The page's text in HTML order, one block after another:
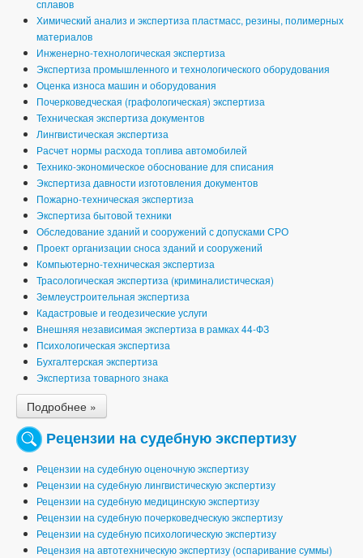
сплавов
Химический анализ и экспертиза пластмасс, резины, полимерных
материалов
Инженерно-технологическая экспертиза
Экспертиза промышленного и технологического оборудования
Оценка износа машин и оборудования
Почерковедческая (графологическая) экспертиза
Техническая экспертиза документов
Лингвистическая экспертиза
Расчет нормы расхода топлива автомобилей
Технико-экономическое обоснование для списания
Экспертиза давности изготовления документов
Пожарно-техническая экспертиза
Экспертиза бытовой техники
Обследование зданий и сооружений с допусками СРО
Проект организации сноса зданий и сооружений
Компьютерно-техническая экспертиза
Трасологическая экспертиза (криминалистическая)
Землеустроительная экспертиза
Кадастровые и геодезические услуги
Внешняя независимая экспертиза в рамках 44-ФЗ
Психологическая экспертиза
Бухгалтерская экспертиза
Экспертиза товарного знака
Подробнее »
Рецензии на судебную экспертизу
Рецензии на судебную оценочную экспертизу
Рецензии на судебную лингвистическую экспертизу
Рецензии на судебную медицинскую экспертизу
Рецензии на судебную почерковедческую экспертизу
Рецензии на судебную психологическую экспертизу
Рецензия на автотехническую экспертизу (оспаривание суммы)